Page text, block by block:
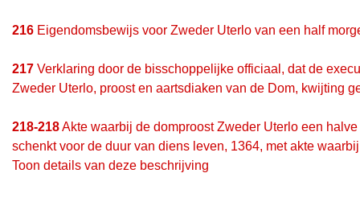
216 Eigendomsbewijs voor Zweder Uterlo van een half
217 Verklaring door de bisschoppelijke officiaal, dat de
Zweder Uterlo, proost en aartsdiaken van de Dom, kwijting
218-218Akte waarbij de domproost Zweder Uterlo een
schenkt voor de duur van diens leven, 1364, met akte
Toon details van deze beschrijving